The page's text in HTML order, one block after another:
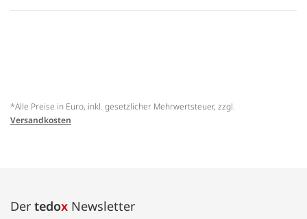
*Alle Preise in Euro, inkl. gesetzlicher Mehrwertsteuer, zzgl.
Versandkosten
Der tedox Newsletter